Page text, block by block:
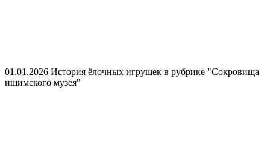
01.01.2026 История ёлочных игрушек в рубрике "Сокровища
ишимского музея"